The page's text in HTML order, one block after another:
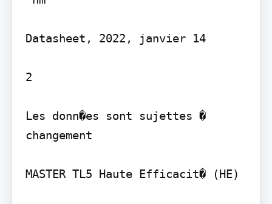
Datasheet, 2022, janvier 14
2
Les donn�es sont sujettes �
changement